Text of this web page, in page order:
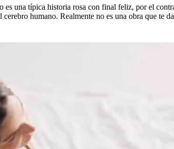
es una típica historia rosa con final feliz, por el
humano. Realmente no es una obra que te